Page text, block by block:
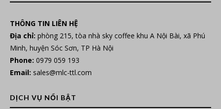
THÔNG TIN LIÊN HỆ
Địa chỉ: phòng 215, tòa nhà sky coffee khu A Nội Bài, xã Phú
Minh, huyện Sóc Sơn, TP Hà Nội
Phone: 0979 059 193
Email: sales@mlc-ttl.com
DỊCH VỤ NỔI BẬT